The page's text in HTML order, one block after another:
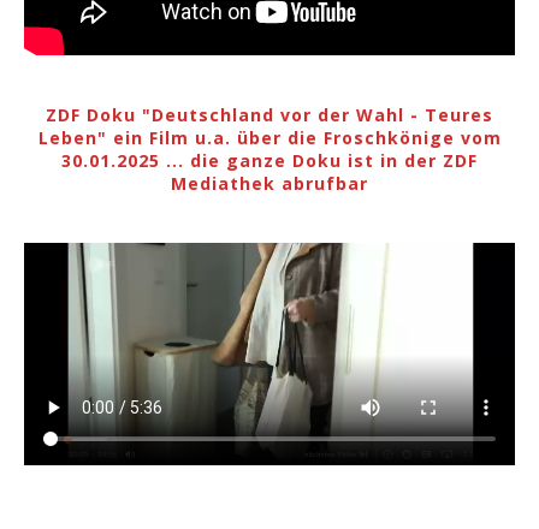
ZDF Doku "Deutschland vor der Wahl - Teures
Leben" ein Film u.a. über die Froschkönige vom
30.01.2025 ... die ganze Doku ist in der ZDF
Mediathek abrufbar